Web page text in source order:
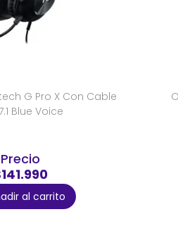
G Pro X Con Cable
Blue Voice
Precio
al carrito